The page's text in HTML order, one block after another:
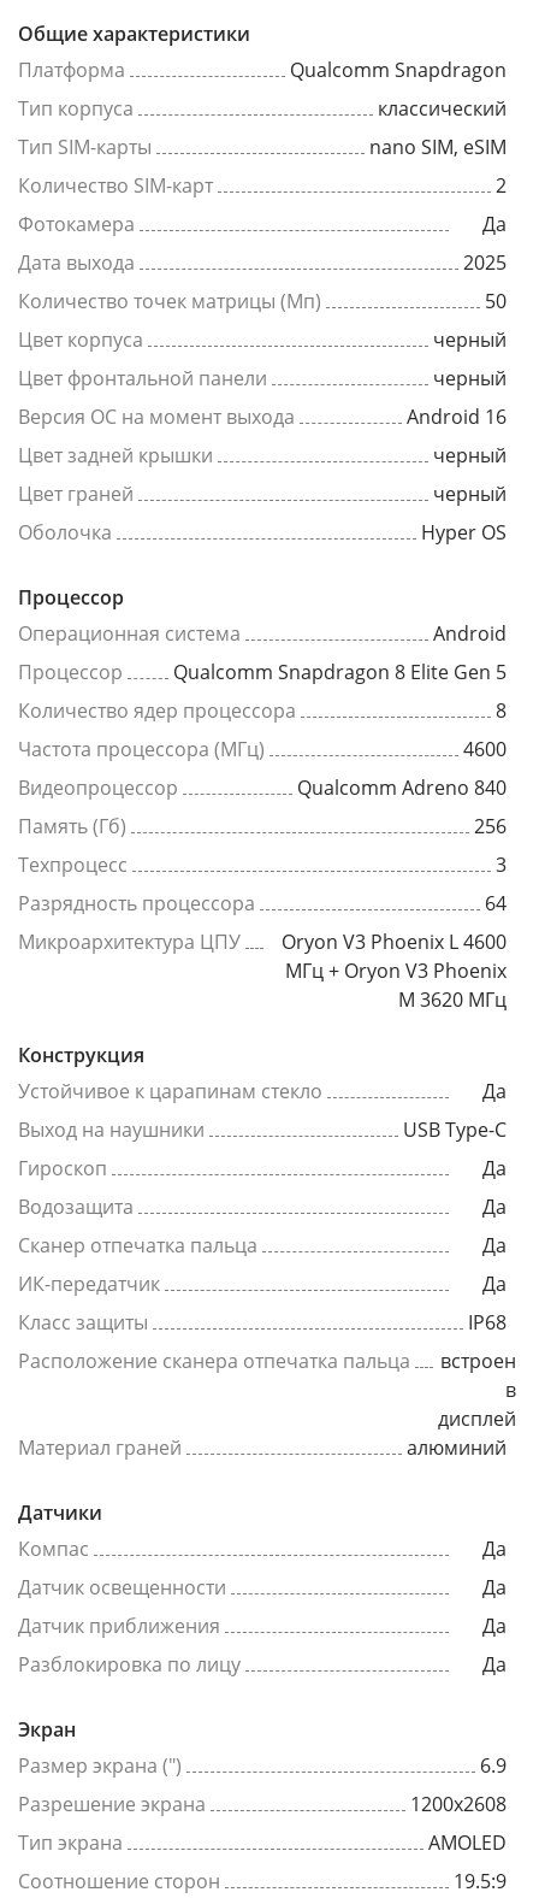
Общие характеристики
Платформа
Qualcomm Snapdragon
Тип корпуса
классический
Тип SIM-карты
nano SIM, eSIM
Количество SIM-карт
2
Фотокамера
Да
Дата выхода
2025
Количество точек матрицы (Мп)
50
Цвет корпуса
черный
Цвет фронтальной панели
черный
Версия ОС на момент выхода
Android 16
Цвет задней крышки
черный
Цвет граней
черный
Оболочка
Hyper OS
Процессор
Операционная система
Android
Процессор
Qualcomm Snapdragon 8 Elite Gen 5
Количество ядер процессора
8
Частота процессора (МГц)
4600
Видеопроцессор
Qualcomm Adreno 840
Память (Гб)
256
Техпроцесс
3
Разрядность процессора
64
Микроархитектура ЦПУ
Oryon V3 Phoenix L 4600
МГц + Oryon V3 Phoenix
M 3620 МГц
Конструкция
Устойчивое к царапинам стекло
Да
Выход на наушники
USB Type-C
Гироскоп
Да
Водозащита
Да
Сканер отпечатка пальца
Да
ИК-передатчик
Да
Класс защиты
IP68
Расположение сканера отпечатка пальца
встроен
в
дисплей
Материал граней
алюминий
Датчики
Компас
Да
Датчик освещенности
Да
Датчик приближения
Да
Разблокировка по лицу
Да
Экран
Размер экрана (")
6.9
Разрешение экрана
1200x2608
Тип экрана
AMOLED
Соотношение сторон
19.5:9